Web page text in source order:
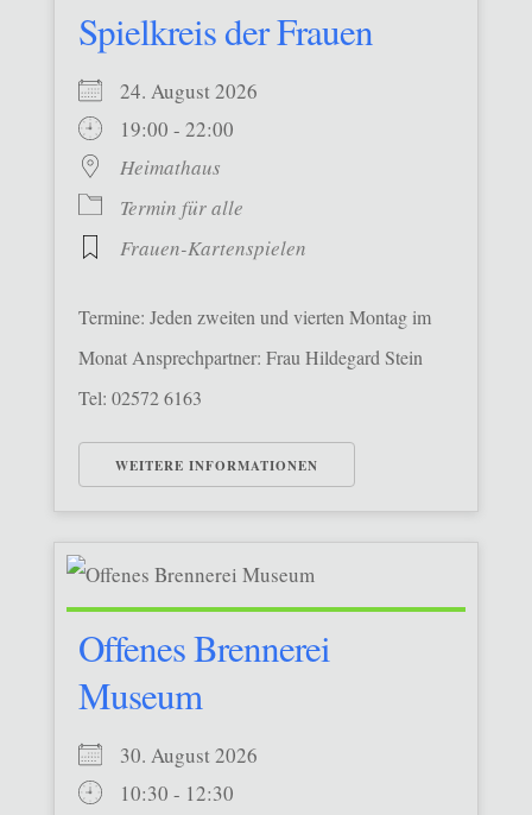
Spielkreis der Frauen
24. August 2026
19:00 - 22:00
Heimathaus
Termin für alle
Frauen-Kartenspielen
Termine: Jeden zweiten und vierten Montag im
Monat Ansprechpartner: Frau Hildegard Stein
Tel: 02572 6163
WEITERE INFORMATIONEN
Offenes Brennerei
Museum
30. August 2026
10:30 - 12:30